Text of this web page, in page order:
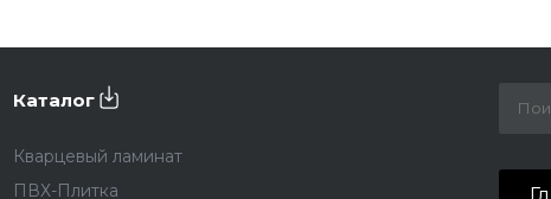
Каталог
Кварцевый ламинат
ПВХ-Плитка